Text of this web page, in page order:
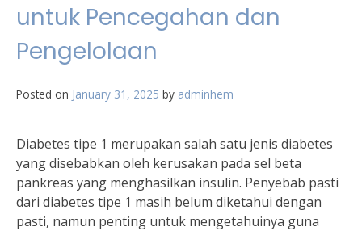
untuk Pencegahan dan
Pengelolaan
Posted on January 31, 2025 by adminhem
Diabetes tipe 1 merupakan salah satu jenis diabetes
yang disebabkan oleh kerusakan pada sel beta
pankreas yang menghasilkan insulin. Penyebab pasti
dari diabetes tipe 1 masih belum diketahui dengan
pasti, namun penting untuk mengetahuinya guna